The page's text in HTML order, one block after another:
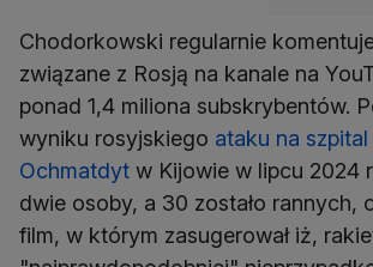
Chodorkowski regularnie
związane z Rosją na kanale na
ponad 1,4 miliona subskrybentów.
wyniku rosyjskiego ataku na
Ochmatdyt w Kijowie w lipcu 2024
dwie osoby, a 30 zostało rannych,
film, w którym zasugerował iż,